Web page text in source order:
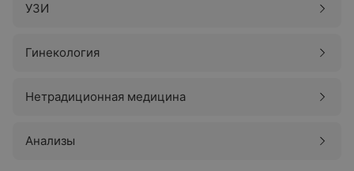
УЗИ
Гинекология
Нетрадиционная медицина
Анализы